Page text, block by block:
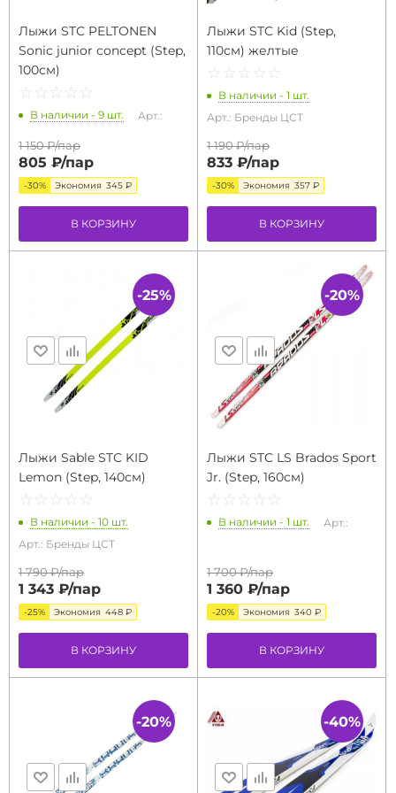
Лыжи STC PELTONEN
Sonic junior concept (Step,
100см)
☆ ☆ ☆ ☆ ☆
★ ★ ★ ★ ★
В наличии - 9 шт. Арт.:
1 150 ₽/пар
805 ₽/пар
-30% Экономия 345 ₽
В КОРЗИНУ
Лыжи STC Kid (Step,
110см) желтые
☆ ☆ ☆ ☆ ☆
★ ★ ★ ★ ★
В наличии - 1 шт.
Арт.: Бренды ЦСТ
1 190 ₽/пар
833 ₽/пар
-30% Экономия 357 ₽
В КОРЗИНУ
Лыжи Sable STC KID
Lemon (Step, 140см)
☆ ☆ ☆ ☆ ☆
★ ★ ★ ★ ★
В наличии - 10 шт.
Арт.: Бренды ЦСТ
1 790 ₽/пар
1 343 ₽/пар
-25% Экономия 448 ₽
В КОРЗИНУ
-25%
Лыжи STC LS Brados Sport
Jr. (Step, 160см)
☆ ☆ ☆ ☆ ☆
★ ★ ★ ★ ★
В наличии - 1 шт. Арт.:
1 700 ₽/пар
1 360 ₽/пар
-20% Экономия 340 ₽
В КОРЗИНУ
-20%
-20% -40%